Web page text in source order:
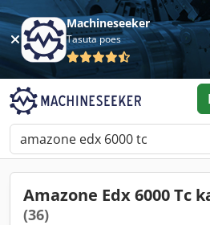
Machineseeker
Tasuta poes
Amazone Edx 6000 Tc
(36)